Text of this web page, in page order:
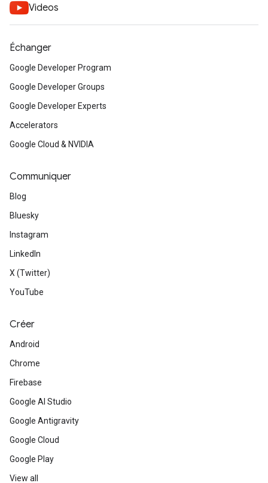
Videos
Échanger
Google Developer Program
Google Developer Groups
Google Developer Experts
Accelerators
Google Cloud & NVIDIA
Communiquer
Blog
Bluesky
Instagram
LinkedIn
X (Twitter)
YouTube
Créer
Android
Chrome
Firebase
Google AI Studio
Google Antigravity
Google Cloud
Google Play
View all